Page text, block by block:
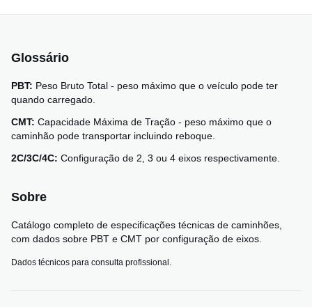
Glossário
PBT: Peso Bruto Total - peso máximo que o veículo pode ter
quando carregado.
CMT: Capacidade Máxima de Tração - peso máximo que o
caminhão pode transportar incluindo reboque.
2C/3C/4C: Configuração de 2, 3 ou 4 eixos respectivamente.
Sobre
Catálogo completo de especificações técnicas de caminhões,
com dados sobre PBT e CMT por configuração de eixos.
Dados técnicos para consulta profissional.